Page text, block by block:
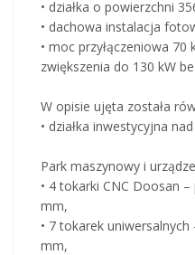
• działka o powierzchni
• dachowa instalacja
• moc przyłączeniowa 70
zwiększenia do 130 kW
W opisie ujęta została
• działka inwestycyjna
Park maszynowy i
• 4 tokarki CNC Doosan
mm,
• 7 tokarek
mm,